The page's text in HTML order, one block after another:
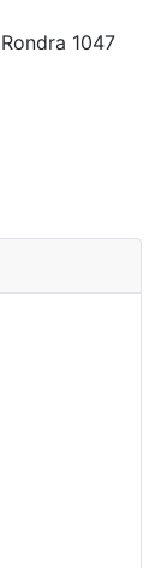
1047